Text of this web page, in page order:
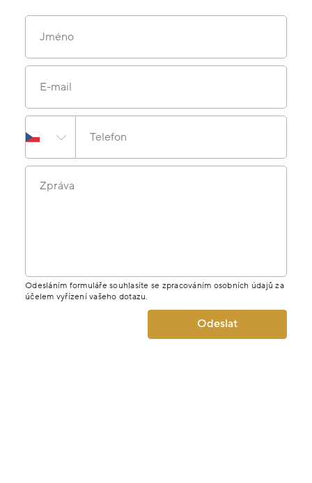
Jméno
E-mail
Telefon
Zpráva
Odesláním formuláře souhlasíte se zpracováním osobních údajů za
účelem vyřízení vašeho dotazu.
Odeslat